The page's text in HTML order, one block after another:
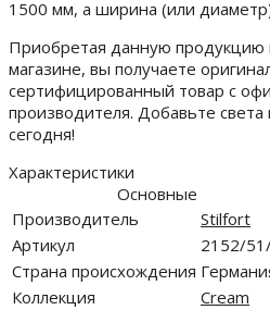
1500 мм, а ширина (или
Приобретая данную
магазине, вы получаете
сертифицированный товар с
производителя. Добавьте
сегодня!
Характеристики
Основные
Производитель
Stilfort
Артикул
2152/
Страна происхождения
Коллекция
Cream